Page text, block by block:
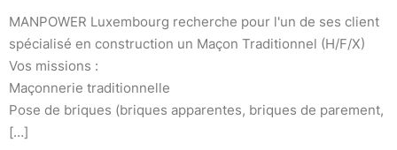
MANPOWER Luxembourg recherche pour l'un de ses client
spécialisé en construction un Maçon Traditionnel (H/F/X)
Vos missions :
Maçonnerie traditionnelle
Pose de briques (briques apparentes, briques de parement,
[…]